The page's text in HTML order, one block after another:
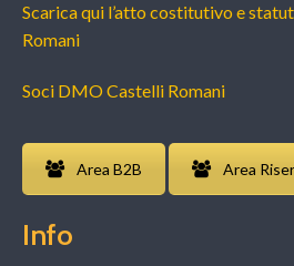
Scarica qui l’atto costitutivo e
Romani
Soci DMO Castelli Romani
Area B2B Area
Info